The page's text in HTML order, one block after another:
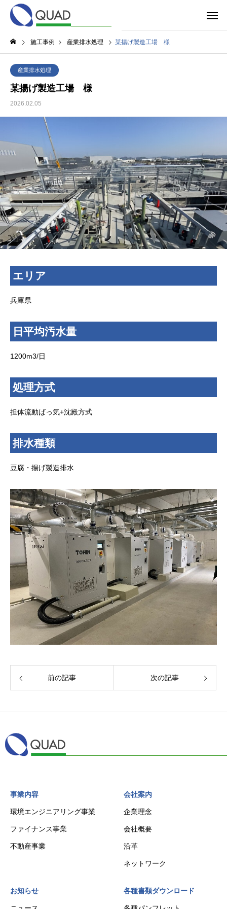
施工事例 産業排水処理 某揚げ製造工場 様
産業排水処理
某揚げ製造工場 様
2026.02.05
エリア
兵庫県
日平均汚水量
1200m3/日
処理方式
担体流動ばっ気+沈殿方式
排水種類
豆腐・揚げ製造排水
前の記事 次の記事
事業内容
環境エンジニアリング事業
ファイナンス事業
不動産事業
会社案内
企業理念
会社概要
沿革
ネットワーク
お知らせ 各種書類ダウンロード